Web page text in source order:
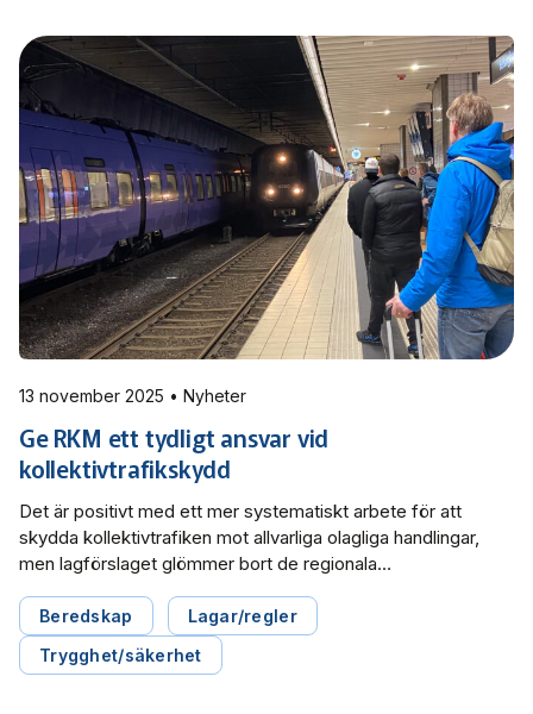
13 november 2025 • Nyheter
Ge RKM ett tydligt ansvar vid
kollektivtrafikskydd
Det är positivt med ett mer systematiskt arbete för att
skydda kollektivtrafiken mot allvarliga olagliga handlingar,
men lagförslaget glömmer bort de regionala
Kollektivtrafik i sitt remissvar rörande En ny lag om
kollektivtrafikskydd.
Beredskap
Lagar/regler
Trygghet/säkerhet